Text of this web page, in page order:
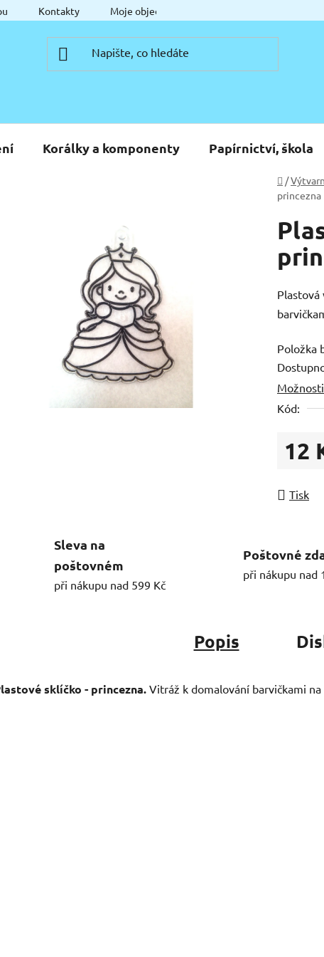
Kontakty Moje objednávka
Korálky a komponenty Papírnictví, škola
Domů
/
princezna
Plastová
Položka
Kód:
12
Tisk
Sleva na
poštovném
při nákupu nad 599 Kč
Poštovné
při nákupu nad
Popis
sklíčko - princezna. Vitráž k domalování barvičkami na